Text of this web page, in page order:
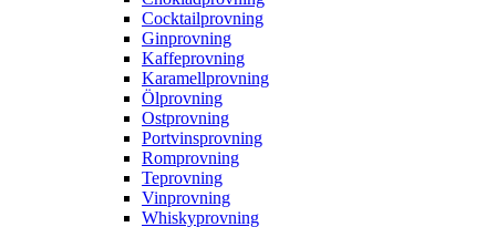
Cocktailprovning
Ginprovning
Kaffeprovning
Karamellprovning
Ölprovning
Ostprovning
Portvinsprovning
Romprovning
Teprovning
Vinprovning
Whiskyprovning